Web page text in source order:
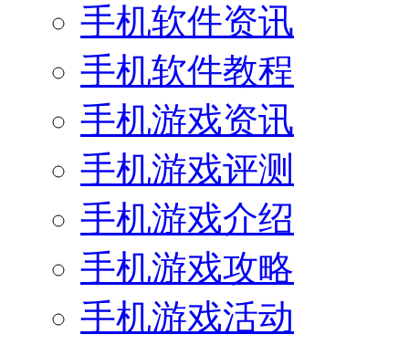
手机软件资讯
手机软件教程
手机游戏资讯
手机游戏评测
手机游戏介绍
手机游戏攻略
手机游戏活动